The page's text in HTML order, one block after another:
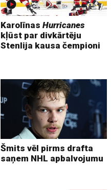
KarolīnasHurricanes
kļūst par divkārtēju
Stenlija kausa čempioni
Šmits vēl pirms drafta
saņem NHL apbalvojumu